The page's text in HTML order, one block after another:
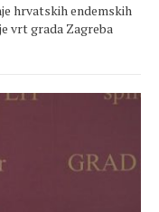
hrvatskih endemskih
vrt grada Zagreba